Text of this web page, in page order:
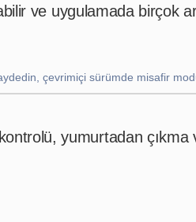
ve uygulamada birçok
çevrimiçi sürümde misafir
yumurtadan